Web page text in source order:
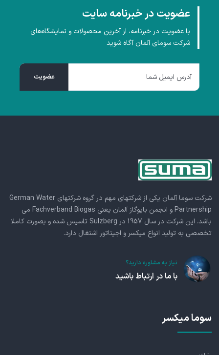
عضویت در خبرنامه سایت
با عضویت در خبرنامه، از آخرین محصولات و نمایشگاه‌های
شرکت سومای آلمان آگاه شوید
شرکت سوما آلمان یکی از شرکتهای مهم در گروه شرکتهای German Water
Partnership و انجمن بایوگاز آلمان یعنی Fachverband Biogas می
باشد. این شرکت در سال 1957 در Sulzberg تاسیس شده و بصورت کاملا
تخصصی به تولید انواع میکسر و اجیتاتور اشتغال دارد.
نیاز به مشاوره دارید؟
با ما در ارتباط باشید
سوما میکسر